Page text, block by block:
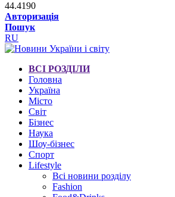
44.4190
Авторизація
Пошук
RU
ВСІ РОЗДІЛИ
Головна
Україна
Місто
Світ
Бізнес
Наука
Шоу-бізнес
Спорт
Lifestyle
Всі новини розділу
Fashion